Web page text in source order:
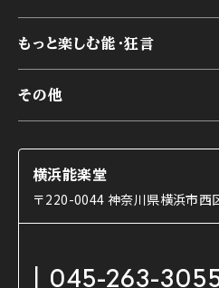
能舞台の歴史と特徴
様々なお客様に向けて
本舞台座席
交通アクセス
アーカイブ
第二舞台
研修室
楽屋
ご利用の流れ
利用料金表
もっと楽しむ能・狂言
能舞台と演じ手
使用する道具
能・狂言の曲目説明
日本の古典芸能
その他
コラム
OTABISHO
チケット購入方法
横浜能楽堂
〒220-0044 神奈川県横浜市西
045-263-